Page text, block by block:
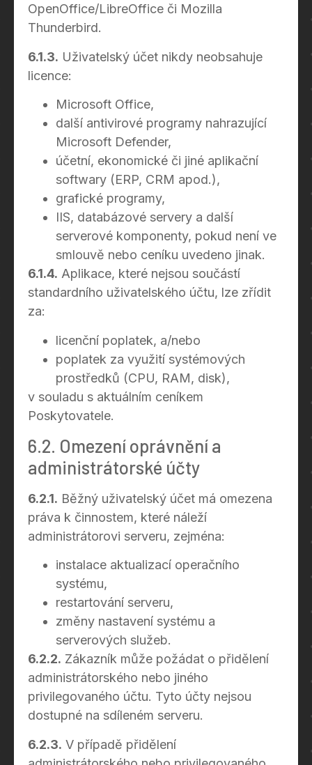
OpenOffice/LibreOffice či Mozilla
Thunderbird.
6.1.3. Uživatelský účet nikdy neobsahuje
licence:
Microsoft Office,
další antivirové programy nahrazující
Microsoft Defender,
účetní, ekonomické či jiné aplikační
softwary (ERP, CRM apod.),
grafické programy,
IIS, databázové servery a další
serverové komponenty, pokud není ve
smlouvě nebo ceníku uvedeno jinak.
6.1.4. Aplikace, které nejsou součástí
standardního uživatelského účtu, lze zřídit
za:
licenční poplatek, a/nebo
poplatek za využití systémových
prostředků (CPU, RAM, disk),
v souladu s aktuálním ceníkem
Poskytovatele.
6.2. Omezení oprávnění a
administrátorské účty
6.2.1. Běžný uživatelský účet má omezena
práva k činnostem, které náleží
administrátorovi serveru, zejména:
instalace aktualizací operačního
systému,
restartování serveru,
změny nastavení systému a
serverových služeb.
6.2.2. Zákazník může požádat o přidělení
administrátorského nebo jiného
privilegovaného účtu. Tyto účty nejsou
dostupné na sdíleném serveru.
6.2.3. V případě přidělení